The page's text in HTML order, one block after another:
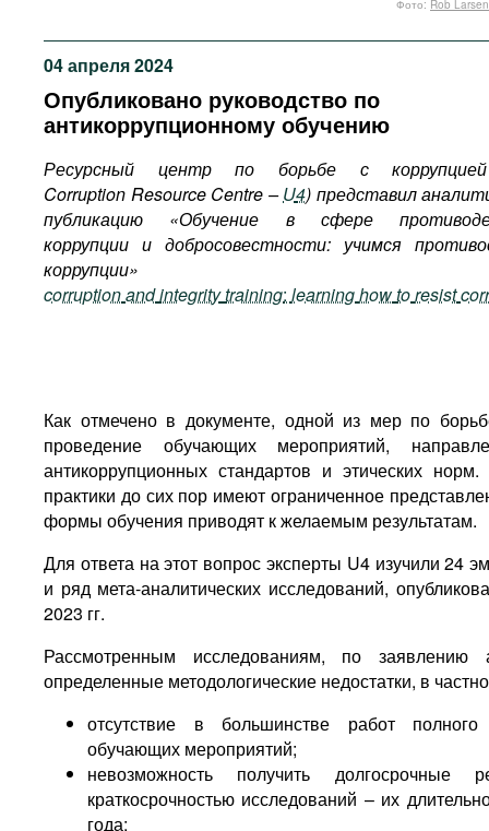
Подкасты
Книжная полка
04 апреля 2024
Опубликовано руководство по
антикоррупционному обучению
Ресурсный центр по борьбе с
Corruption Resource Centre –U4) представил
публикацию «Обучение в сфере
коррупции и добросовестности: учимся
коррупции»
corruptionandintegritytraining: learninghowtoresist
Фото: Rob Larsen
Как отмечено в документе, одной из мер по
проведение обучающих мероприятий,
антикоррупционных стандартов и этических
практики до сих пор имеют ограниченное
формы обучения приводят к желаемым результатам.
Для ответа на этот вопрос эксперты U4 изучили 24
и ряд мета-аналитических исследований,
2023 гг.
Рассмотренным исследованиям, по
определенные методологические недостатки, в
отсутствие в большинстве работ
обучающих мероприятий;
невозможность получить
краткосрочностью исследований – их
года;